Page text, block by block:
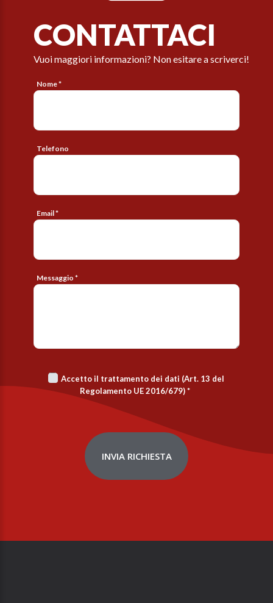
CONTATTACI
Vuoi maggiori informazioni? Non esitare a scriverci!
Nome *
Telefono
Email *
Messaggio *
Accetto il trattamento dei dati (Art. 13 del
Regolamento UE 2016/679)*
INVIA RICHIESTA